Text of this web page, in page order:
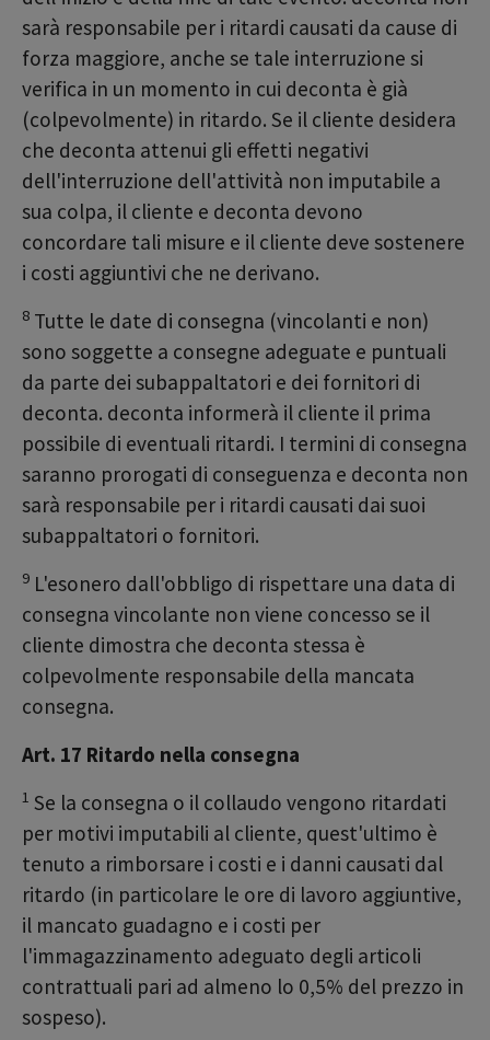
sarà responsabile per i ritardi causati da cause di
forza maggiore, anche se tale interruzione si
verifica in un momento in cui deconta è già
(colpevolmente) in ritardo. Se il cliente desidera
che deconta attenui gli effetti negativi
dell'interruzione dell'attività non imputabile a
sua colpa, il cliente e deconta devono
concordare tali misure e il cliente deve sostenere
i costi aggiuntivi che ne derivano.
8 Tutte le date di consegna (vincolanti e non)
sono soggette a consegne adeguate e puntuali
da parte dei subappaltatori e dei fornitori di
deconta. deconta informerà il cliente il prima
possibile di eventuali ritardi. I termini di consegna
saranno prorogati di conseguenza e deconta non
sarà responsabile per i ritardi causati dai suoi
subappaltatori o fornitori.
9 L'esonero dall'obbligo di rispettare una data di
consegna vincolante non viene concesso se il
cliente dimostra che deconta stessa è
colpevolmente responsabile della mancata
consegna.
Art. 17 Ritardo nella consegna
1 Se la consegna o il collaudo vengono ritardati
per motivi imputabili al cliente, quest'ultimo è
tenuto a rimborsare i costi e i danni causati dal
ritardo (in particolare le ore di lavoro aggiuntive,
il mancato guadagno e i costi per
l'immagazzinamento adeguato degli articoli
contrattuali pari ad almeno lo 0,5% del prezzo in
sospeso).